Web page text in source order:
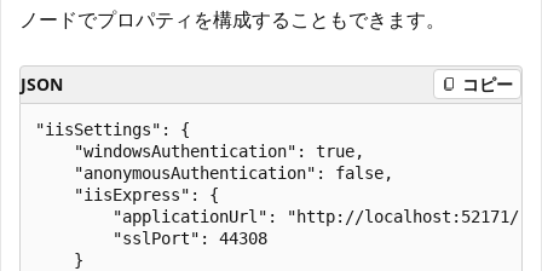
ノードでプロパティを構成することもできます。
JSON コピー
"iisSettings": {
    "windowsAuthentication": true,
    "anonymousAuthentication": false,
    "iisExpress": {
        "applicationUrl": "http://localhost:52171/",
        "sslPort": 44308
    }